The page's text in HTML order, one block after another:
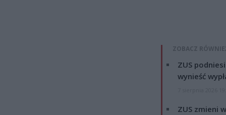
ZOBACZ
ZUS
wynieść
ZUS zmieni